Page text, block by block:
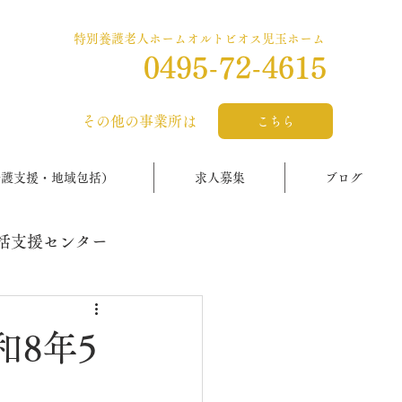
特別養護老人ホームオルトビオス児玉ホーム
0495-72-4615
​その他の事業所は こちら
支援・地域包括） 求人募集 ブログ
支援センター
8年5